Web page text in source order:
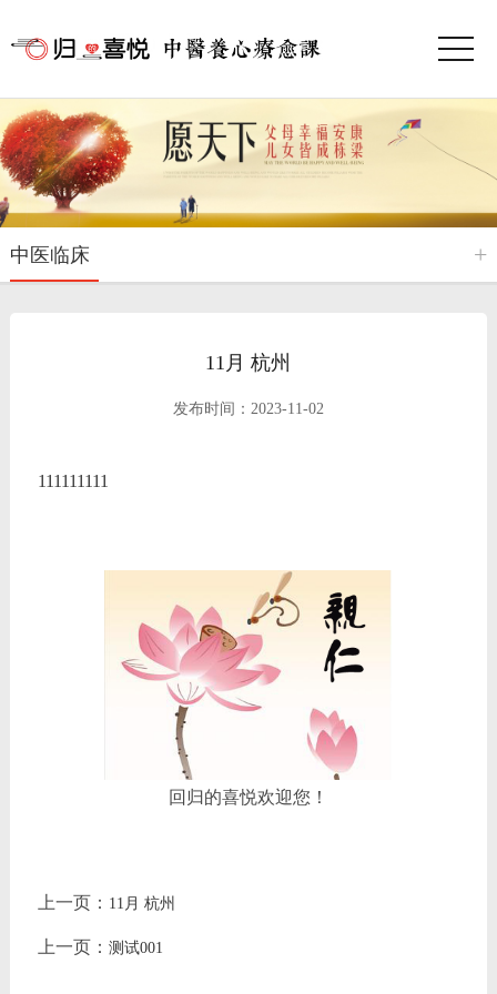
中医临床
11月 杭州
发布时间：2023-11-02
111111111
回归的喜悦欢迎您！
上一页： 11月 杭州
上一页： 测试001